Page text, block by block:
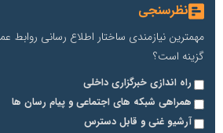
نظرسنجی
مهمترین نیازمندی ساختار اطلاع رسانی روابط
گزینه است؟
راه اندازی خبرگزاری داخلی
همراهی شبکه های اجتماعی و پیام رسان ها
آرشیو غنی و قابل دسترس